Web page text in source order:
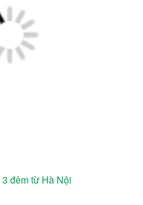
đêm từ Hà Nội